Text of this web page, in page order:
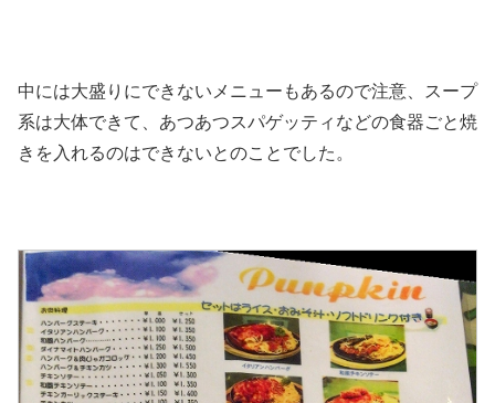
中には大盛りにできないメニューもあるので注意、スープ
系は大体できて、あつあつスパゲッティなどの食器ごと焼
きを入れるのはできないとのことでした。